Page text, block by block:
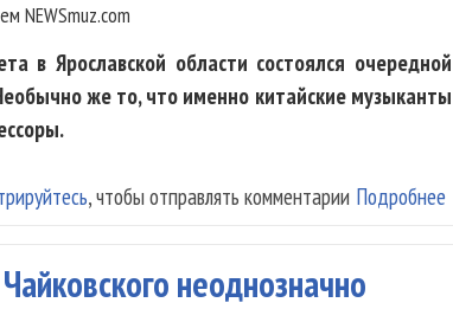
NEWSmuz.com
в Ярославской области состоялся очередной
же то, что именно китайские музыканты
Подробнее
, чтобы отправлять комментарии
неоднозначно